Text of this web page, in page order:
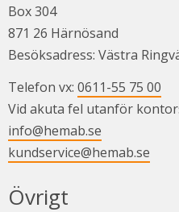
Box 304
871 26 Härnösand
Besöksadress: Västra
Telefon vx: 0611-55 75 00
Vid akuta fel utanför
info@hemab.se
kundservice@hemab.se
Övrigt